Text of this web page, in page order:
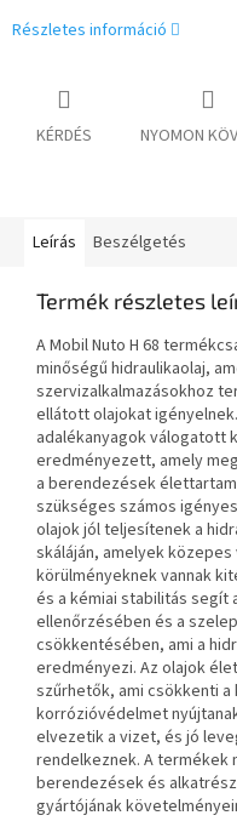
Részletes információ
KÉRDÉS NYOMON
Leírás Beszélgetés
Termék részletes
A Mobil Nuto H 68
minőségű hidraulikaolaj,
szervizalkalmazásokhoz
ellátott olajokat
adalékanyagok válogatott
eredményezett, amely
a berendezések
szükséges számos
olajok jól teljesítenek a
skáláján, amelyek
körülményeknek vannak
és a kémiai stabilitás segít
ellenőrzésében és a
csökkentésében, ami a
eredményezi. Az olajok
szűrhetők, ami csökkenti
korrózióvédelmet
elvezetik a vizet, és jó
rendelkeznek. A termékek
berendezések és
gyártójának